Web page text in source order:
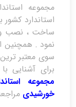
مجموعه
استاندارد
ساخت ، نصب و
نمود . همچنین
سوی معتبر
برای آشنایی
مجموعه
خورشیدی